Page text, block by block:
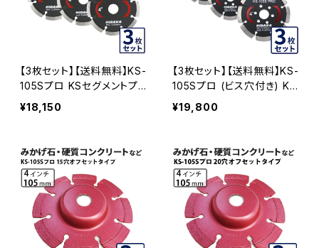
【3枚セット】【送料無料】KS-
105Sプロ KSセグメントプ
ロ 4インチ 105mm みかげ
石などの切断用 ダイヤセグ
刃 (ks-105spro-03)
¥18,150
【3枚セット】【送料無料】KS-
105Sプロ (ビス穴付き) KS
セグメントプロ 4インチ 105
mm みかげ石などの切断用
ドカッター 刃 ビス3個付属
(ks-105spro-b) KS-105S
PRO-B-03
¥19,800